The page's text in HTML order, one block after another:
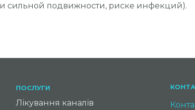
сильной подвижности, риске инфекций).
ПОСЛУГИ
Лікування каналів